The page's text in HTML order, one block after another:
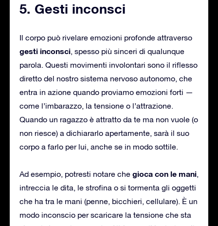
5. Gesti inconsci
Il corpo può rivelare emozioni profonde attraverso
gesti inconsci, spesso più sinceri di qualunque
parola. Questi movimenti involontari sono il riflesso
diretto del nostro sistema nervoso autonomo, che
entra in azione quando proviamo emozioni forti —
come l’imbarazzo, la tensione o l’attrazione.
Quando un ragazzo è attratto da te ma non vuole (o
non riesce) a dichiararlo apertamente, sarà il suo
corpo a farlo per lui, anche se in modo sottile.
Ad esempio, potresti notare che gioca con le mani,
intreccia le dita, le strofina o si tormenta gli oggetti
che ha tra le mani (penne, bicchieri, cellulare). È un
modo inconscio per scaricare la tensione che sta